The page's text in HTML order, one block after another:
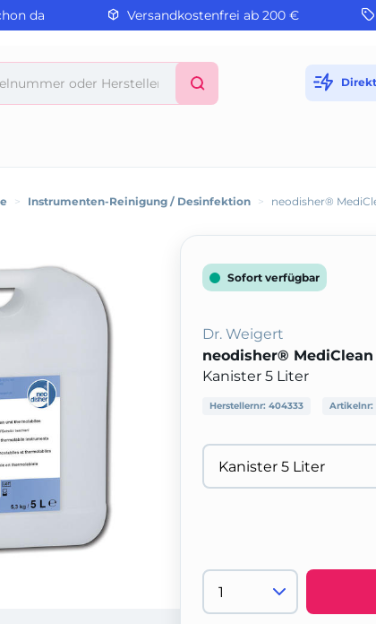
da Versandkostenfrei ab 200 €
> Instrumenten-Reinigung / Desinfektion > neodisher®
Sofort verfügbar
Dr. Weigert
neodisher® MediClean
Kanister 5 Liter
Herstellernr: 404333 Artikelnr: